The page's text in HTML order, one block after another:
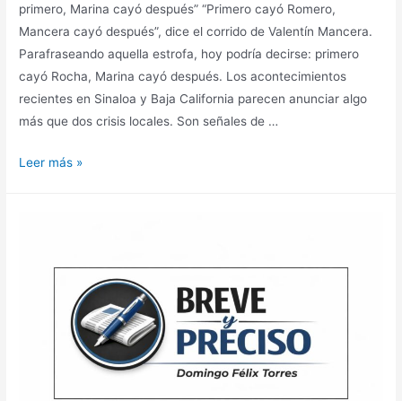
primero, Marina cayó después” “Primero cayó Romero,
Mancera cayó después”, dice el corrido de Valentín Mancera.
Parafraseando aquella estrofa, hoy podría decirse: primero
cayó Rocha, Marina cayó después. Los acontecimientos
recientes en Sinaloa y Baja California parecen anunciar algo
más que dos crisis locales. Son señales de …
Leer más »